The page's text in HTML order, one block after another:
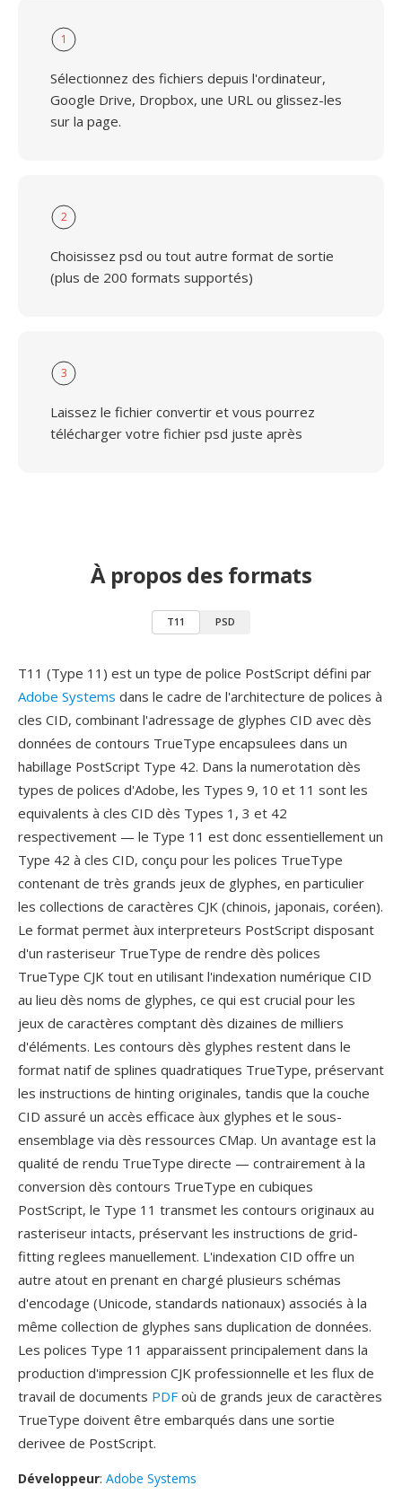
1
Sélectionnez des fichiers depuis l'ordinateur,
Google Drive, Dropbox, une URL ou glissez-les
sur la page.
2
Choisissez psd ou tout autre format de sortie
(plus de 200 formats supportés)
3
Laissez le fichier convertir et vous pourrez
télécharger votre fichier psd juste après
À propos des formats
T11 PSD
T11 (Type 11) est un type de police PostScript défini par
Adobe Systems dans le cadre de l'architecture de polices à
cles CID, combinant l'adressage de glyphes CID avec dès
données de contours TrueType encapsulees dans un
habillage PostScript Type 42. Dans la numerotation dès
types de polices d'Adobe, les Types 9, 10 et 11 sont les
equivalents à cles CID dès Types 1, 3 et 42
respectivement — le Type 11 est donc essentiellement un
Type 42 à cles CID, conçu pour les polices TrueType
contenant de très grands jeux de glyphes, en particulier
les collections de caractères CJK (chinois, japonais, coréen).
Le format permet àux interpreteurs PostScript disposant
d'un rasteriseur TrueType de rendre dès polices
TrueType CJK tout en utilisant l'indexation numérique CID
au lieu dès noms de glyphes, ce qui est crucial pour les
jeux de caractères comptant dès dizaines de milliers
d'éléments. Les contours dès glyphes restent dans le
format natif de splines quadratiques TrueType, préservant
les instructions de hinting originales, tandis que la couche
CID assuré un accès efficace àux glyphes et le sous-
ensemblage via dès ressources CMap. Un avantage est la
qualité de rendu TrueType directe — contrairement à la
conversion dès contours TrueType en cubiques
PostScript, le Type 11 transmet les contours originaux au
rasteriseur intacts, préservant les instructions de grid-
fitting reglees manuellement. L'indexation CID offre un
autre atout en prenant en chargé plusieurs schémas
d'encodage (Unicode, standards nationaux) associés à la
même collection de glyphes sans duplication de données.
Les polices Type 11 apparaissent principalement dans la
production d'impression CJK professionnelle et les flux de
travail de documents PDF où de grands jeux de caractères
TrueType doivent être embarqués dans une sortie
derivee de PostScript.
Développeur: Adobe Systems